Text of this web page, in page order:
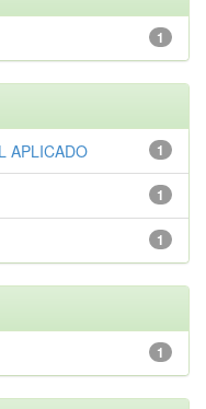
1
1
APLICADO
1
1
1